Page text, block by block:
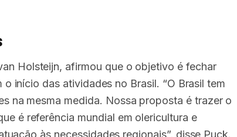
Holsteijn, afirmou que o objetivo é fechar
início das atividades no Brasil. “O Brasil tem
na mesma medida. Nossa proposta é trazer o
é referência mundial em olericultura e
às necessidades regionais”, disse Puck.